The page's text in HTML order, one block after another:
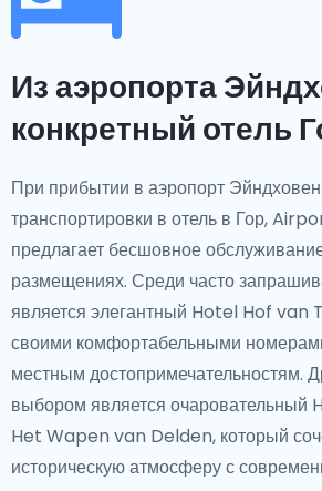
Из аэропорта
конкретный отель
При прибытии в аэропорт
транспортировки в отель в Гор,
предлагает бесшовное
размещениях. Среди часто
является элегантный Hotel Hof van
своими комфортабельными
местным достопримечательностям.
выбором является
Het Wapen van Delden, который
историческую атмосферу с